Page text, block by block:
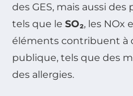
des GES, mais aussi
tels que le SO₂, les NOx
éléments contribuent à
publique, tels que des
des allergies.